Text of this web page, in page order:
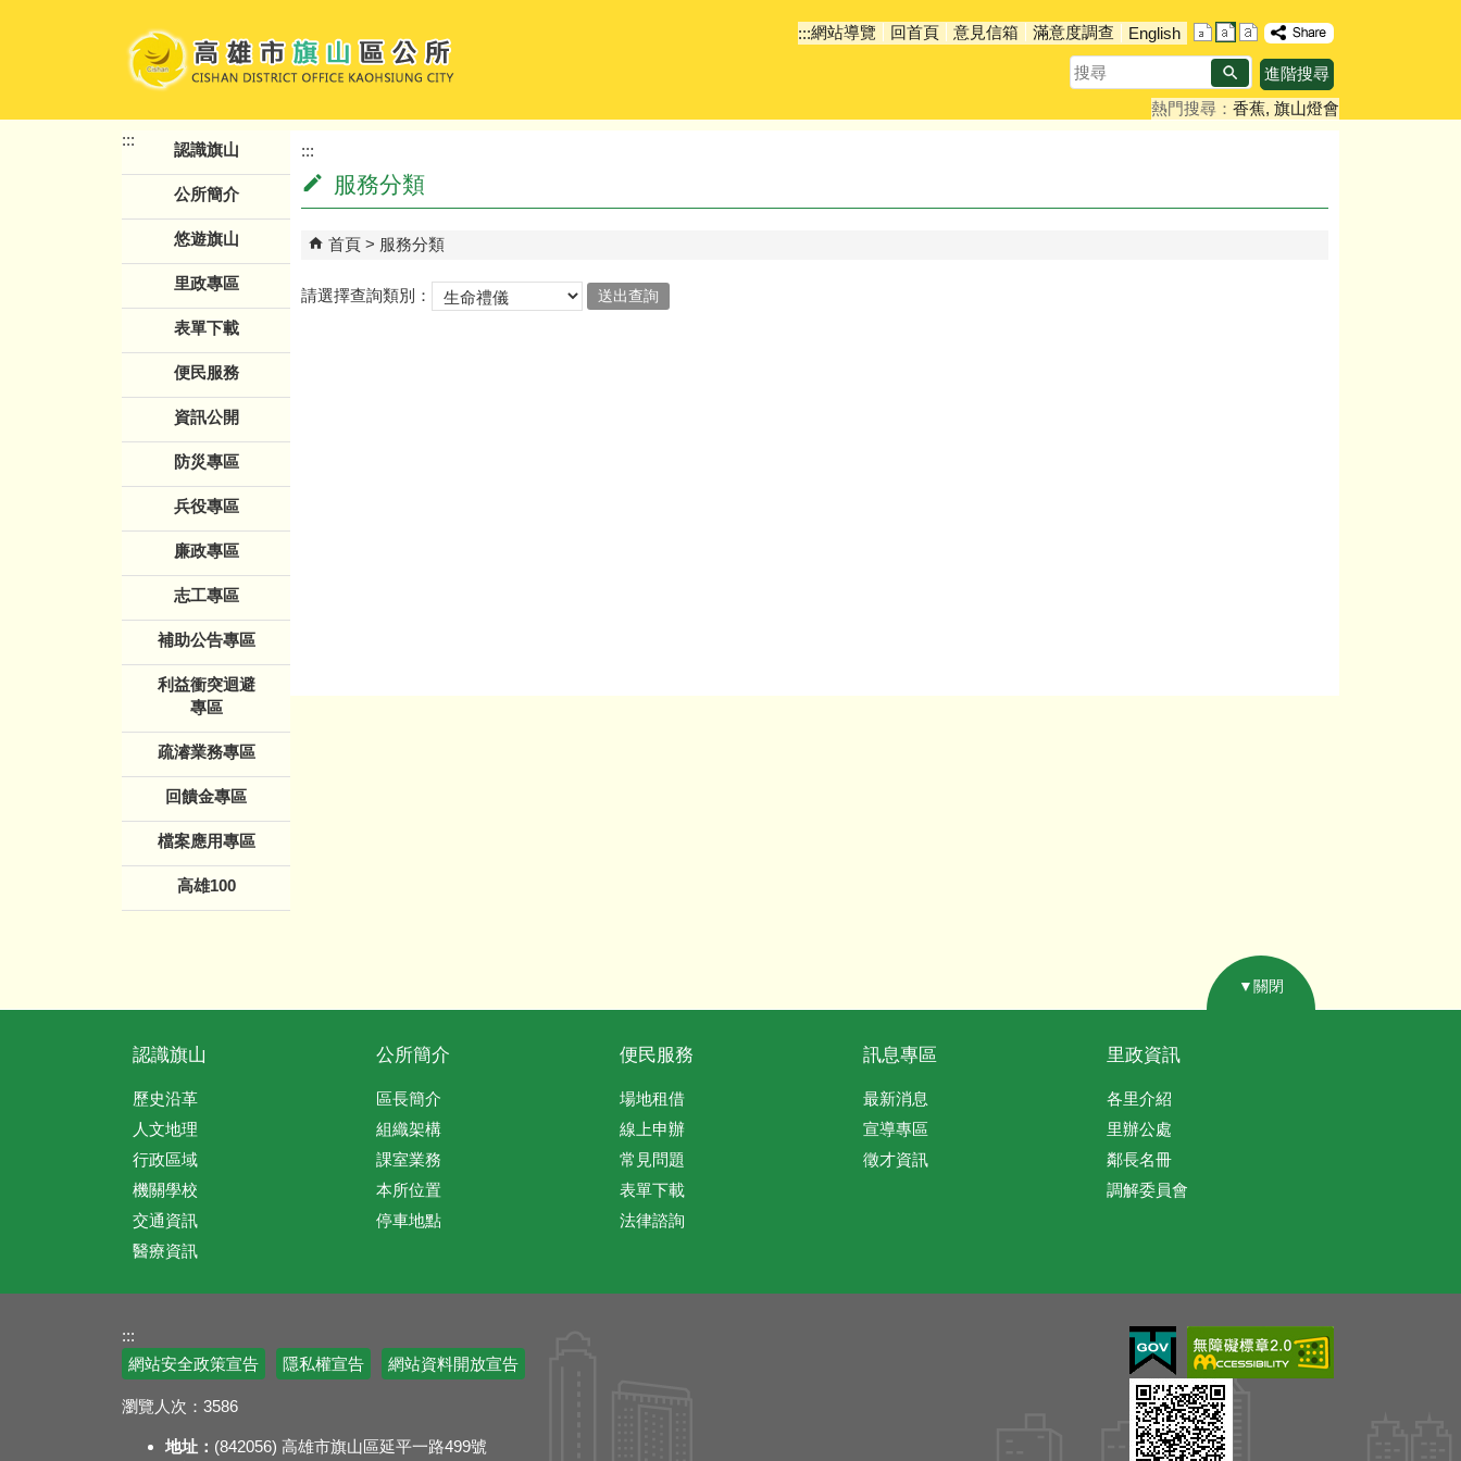
:::網站導覽 回首頁 意見信箱 滿意度調查
English
搜
尋
進階搜尋
熱門搜尋： 香蕉 旗山燈會
:::
認識旗山
公所簡介
悠遊旗山
里政專區
表單下載
便民服務
資訊公開
防災專區
兵役專區
廉政專區
志工專區
補助公告專區
利益衝突迴避
專區
疏濬業務專區
回饋金專區
檔案應用專區
高雄100
:::
服務分類
首頁 服務分類
請選擇查詢類別：
▼關閉
認識旗山
歷史沿革
人文地理
行政區域
機關學校
交通資訊
醫療資訊
公所簡介
區長簡介
組織架構
課室業務
本所位置
停車地點
便民服務
場地租借
線上申辦
常見問題
表單下載
法律諮詢
訊息專區
最新消息
宣導專區
徵才資訊
里政資訊
各里介紹
里辦公處
鄰長名冊
調解委員會
:::
網站安全政策宣告
隱私權宣告 網站資料開放宣告
瀏覽人次： 3586
地址： (842056) 高雄市旗山區延平一路499號